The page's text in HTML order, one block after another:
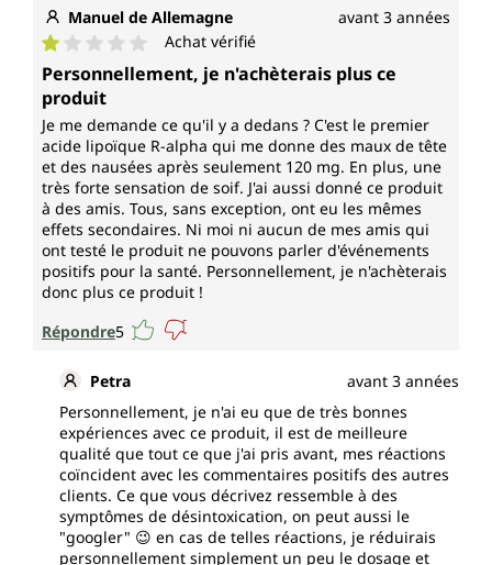
Manuel de Allemagne avant 3 années
Note moyenne de 1 sur 5 étoiles
Achat vérifié
Personnellement, je n'achèterais plus ce
produit
Je me demande ce qu'il y a dedans ? C'est le premier
acide lipoïque R-alpha qui me donne des maux de tête
et des nausées après seulement 120 mg. En plus, une
très forte sensation de soif. J'ai aussi donné ce produit
à des amis. Tous, sans exception, ont eu les mêmes
effets secondaires. Ni moi ni aucun de mes amis qui
ont testé le produit ne pouvons parler d'événements
positifs pour la santé. Personnellement, je n'achèterais
donc plus ce produit !
Répondre5
Petra
avant 3 années
Personnellement, je n'ai eu que de très bonnes
expériences avec ce produit, il est de meilleure
qualité que tout ce que j'ai pris avant, mes réactions
coïncident avec les commentaires positifs des autres
clients. Ce que vous décrivez ressemble à des
symptômes de désintoxication, on peut aussi le
"googler" 😉 en cas de telles réactions, je réduirais
personnellement simplement un peu le dosage et